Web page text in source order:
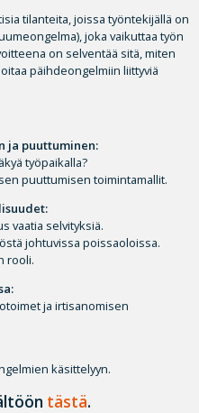
tilanteita, joissa työntekijällä on
joka vaikuttaa työn
on selventää sitä, miten
päihdeongelmiin liittyviä
ja puuttuminen:
työpaikalla?
puuttumisen toimintamallit.
vaatia selvityksiä.
johtuvissa poissaoloissa.
rooli.
ja irtisanomisen
käsittelyyn.
tästä.